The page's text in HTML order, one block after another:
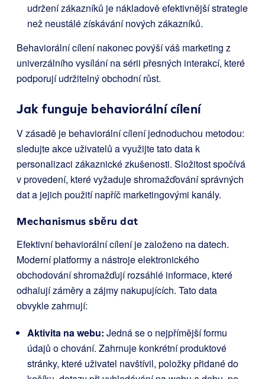
udržení zákazníků je nákladově efektivnější strategie
než neustálé získávání nových zákazníků.
Behaviorální cílení nakonec povýší váš marketing z
univerzálního vysílání na sérii přesných interakcí, které
podporují udržitelný obchodní růst.
Jak funguje behaviorální cílení
V zásadě je behaviorální cílení jednoduchou metodou:
sledujte akce uživatelů a využijte tato data k
personalizaci zákaznické zkušenosti. Složitost spočívá
v provedení, které vyžaduje shromažďování správných
dat a jejich použití napříč marketingovými kanály.
Mechanismus sběru dat
Efektivní behaviorální cílení je založeno na datech.
Moderní platformy a nástroje elektronického
obchodování shromažďují rozsáhlé informace, které
odhalují záměry a zájmy nakupujících. Tato data
obvykle zahrnují:
Aktivita na webu: Jedná se o nejpřímější formu
údajů o chování. Zahrnuje konkrétní produktové
stránky, které uživatel navštívil, položky přidané do